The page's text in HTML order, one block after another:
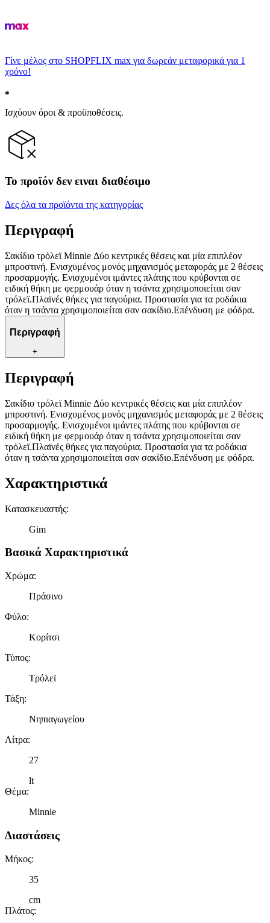
Γίνε μέλος στο SHOPFLIX max για δωρεάν μεταφορικά για 1
χρόνο!
Ισχύουν όροι & προϋποθέσεις.
Το προϊόν δεν ειναι διαθέσιμο
Δες όλα τα προϊόντα της κατηγορίας
Περιγραφή
Σακίδιο τρόλεϊ Minnie Δύο κεντρικές θέσεις και μία επιπλέον
μπροστινή. Ενισχυμένος μονός μηχανισμός μεταφοράς με 2 θέσεις
προσαρμογής. Ενισχυμένοι ιμάντες πλάτης που κρύβονται σε
ειδική θήκη με φερμουάρ όταν η τσάντα χρησιμοποιείται σαν
τρόλεϊ.Πλαϊνές θήκες για παγούρια. Προστασία για τα ροδάκια
όταν η τσάντα χρησιμοποιείται σαν σακίδιο.Επένδυση με φόδρα.
Περιγραφή
+
Περιγραφή
Σακίδιο τρόλεϊ Minnie Δύο κεντρικές θέσεις και μία επιπλέον
μπροστινή. Ενισχυμένος μονός μηχανισμός μεταφοράς με 2 θέσεις
προσαρμογής. Ενισχυμένοι ιμάντες πλάτης που κρύβονται σε
ειδική θήκη με φερμουάρ όταν η τσάντα χρησιμοποιείται σαν
τρόλεϊ.Πλαϊνές θήκες για παγούρια. Προστασία για τα ροδάκια
όταν η τσάντα χρησιμοποιείται σαν σακίδιο.Επένδυση με φόδρα.
Χαρακτηριστικά
Κατασκευαστής:
Gim
Βασικά Χαρακτηριστικά
Χρώμα:
Πράσινο
Φύλο:
Κορίτσι
Τύπος:
Τρόλεϊ
Τάξη:
Νηπιαγωγείου
Λίτρα:
27
lt
Θέμα:
Minnie
Διαστάσεις
Μήκος:
35
cm
Πλάτος: